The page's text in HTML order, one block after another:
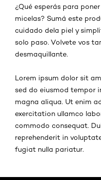
¿Qué esperás para
micelas? Sumá este
cuidado dela piel y
solo paso. Volvete vos
desmaquillante.
Lorem ipsum dolor sit
sed do eiusmod tempor
magna aliqua. Ut enim
exercitation ullamco
commodo consequat.
reprehenderit in
fugiat nulla pariatur.